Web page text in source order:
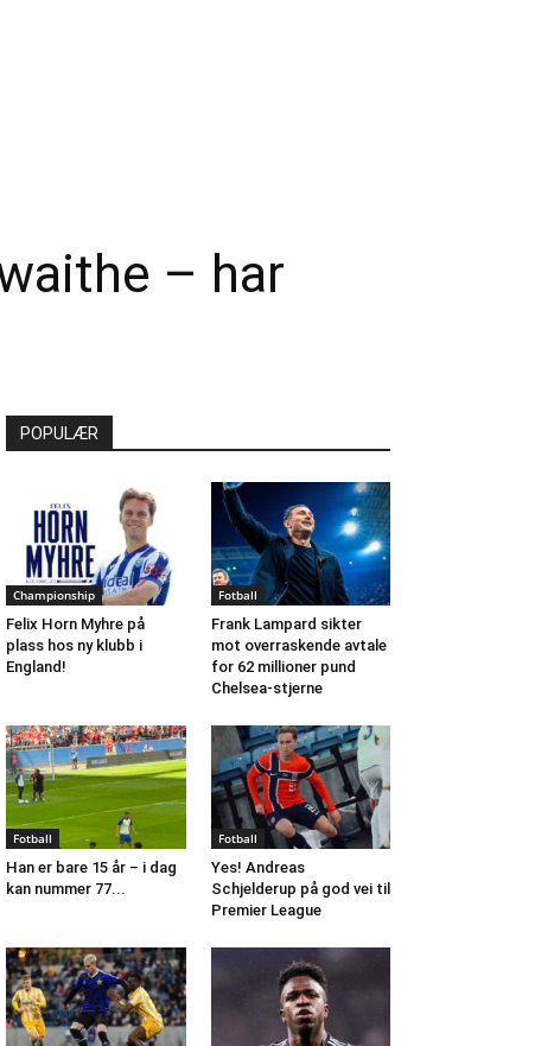
– har
POPULÆR
Championship
Felix Horn Myhre på
plass hos ny klubb i
England!
Fotball
Frank Lampard sikter
mot overraskende avtale
for 62 millioner pund
Chelsea-stjerne
Fotball
Han er bare 15 år – i dag
kan nummer 77...
Fotball
Yes! Andreas
Schjelderup på god vei til
Premier League